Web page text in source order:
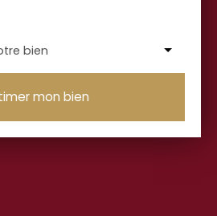
bien
mon bien